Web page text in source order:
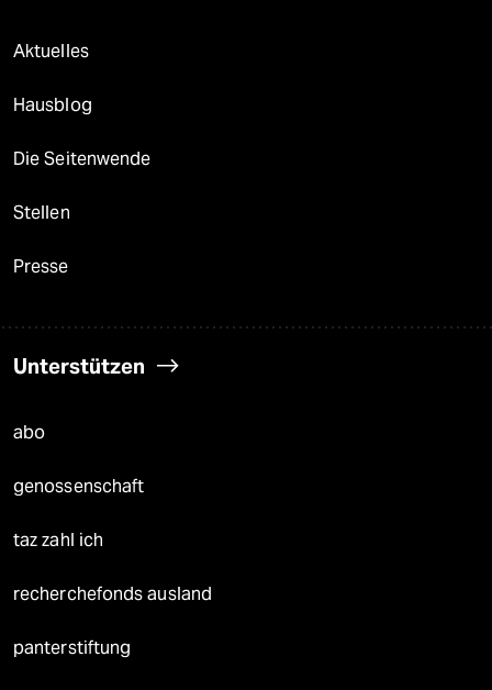
Aktuelles
Hausblog
Die Seitenwende
Stellen
Presse
Unterstützen
abo
genossenschaft
taz zahl ich
recherchefonds ausland
panterstiftung